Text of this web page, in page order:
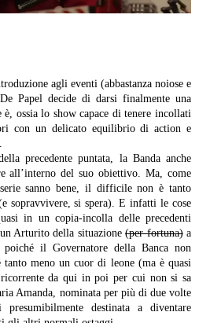
agli eventi (abbastanza noiose e
Papel decide di darsi finalmente una
è, ossia lo show capace di tenere incollati
con un delicato equilibrio di action e
precedente puntata, la Banda anche
all’interno del suo obiettivo.
Ma, come
sanno bene, il difficile non è tanto
sopravvivere, si spera).
E infatti le cose
in un copia-incolla delle precedenti
Arturito della situazione(per fortuna)a
il Governatore della Banca non
tanto meno un cuor di leone (ma è quasi
ricorrente da qui in poi per cui non si sa
Amanda, nominata per più di due volte
destinata a diventare